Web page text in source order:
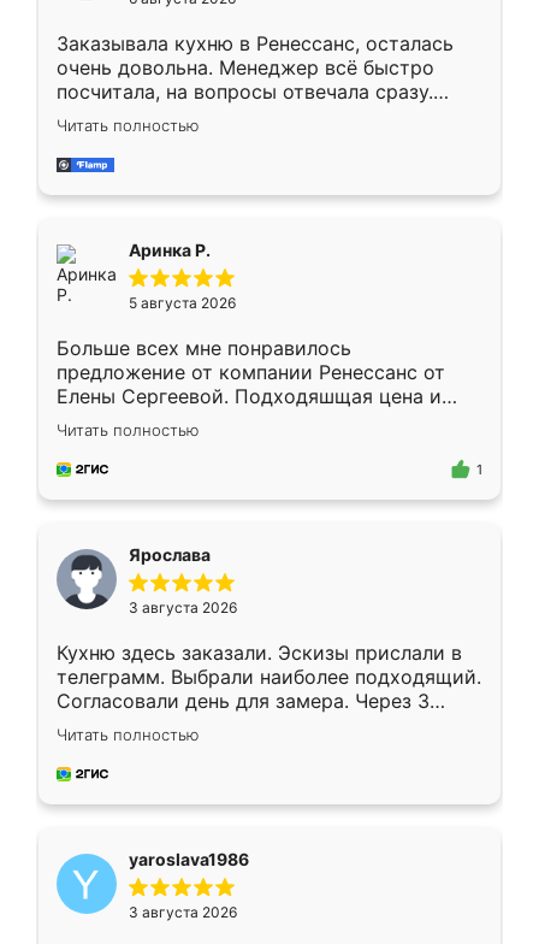
Заказывала кухню в Ренессанс, осталась
очень довольна. Менеджер всё быстро
посчитала, на вопросы отвечала сразу.
Замерщик приехал в субботу, подошёл к
делу со всей ответственностью. Собрали
за день, ребята работали аккуратно, даже
Читать полностью
Аринка Р.
5 августа 2026
Больше всех мне понравилось
предложение от компании Ренессанс от
Елены Сергеевой. Подходяшщая цена и
короткие сроки изготовления. Приехавший
для замера сотрудник Владислав
предложил по моему эскизу самый
Читать полностью
1
Ярослава
3 августа 2026
Кухню здесь заказали. Эскизы прислали в
телеграмм. Выбрали наиболее подходящий.
Согласовали день для замера. Через 3
недели кухня была уже готова. Остались
довольны работой. Спасибо Ренессанс
мебель за качественную работу!
Читать полностью
yaroslava1986
3 августа 2026